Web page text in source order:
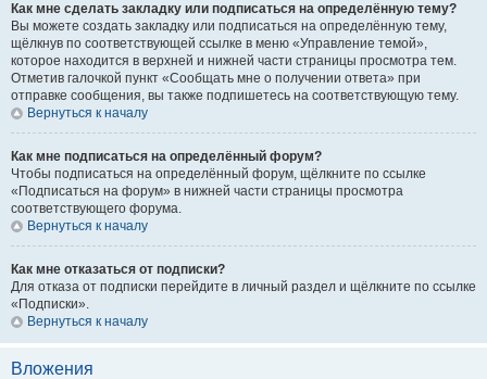
Как мне сделать закладку или подписаться на определённую тему?
Вы можете создать закладку или подписаться на определённую тему,
щёлкнув по соответствующей ссылке в меню «Управление темой»,
которое находится в верхней и нижней части страницы просмотра тем.
Отметив галочкой пункт «Сообщать мне о получении ответа» при
отправке сообщения, вы также подпишетесь на соответствующую тему.
Вернуться к началу
Как мне подписаться на определённый форум?
Чтобы подписаться на определённый форум, щёлкните по ссылке
«Подписаться на форум» в нижней части страницы просмотра
соответствующего форума.
Вернуться к началу
Как мне отказаться от подписки?
Для отказа от подписки перейдите в личный раздел и щёлкните по ссылке
«Подписки».
Вернуться к началу
Вложения